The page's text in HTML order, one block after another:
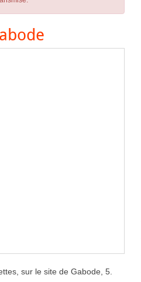
sur le site de Gabode, 5.